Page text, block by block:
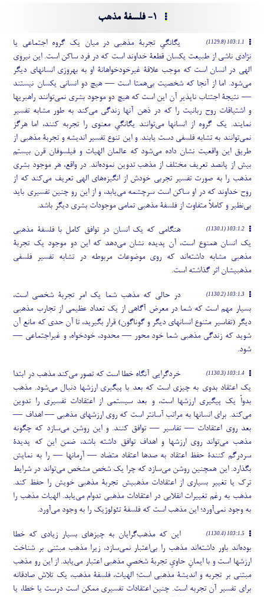
1- فلسفۀ مذهب
103:1.1 (1129.8)
یگانگیِ تجربۀ مذهبی در میان یک گروه اجتماعی یا
نژادی ناشی از طبیعت یکسان قطعۀ خداوند است که در فرد ساکن است. این نیروی
الهی در انسان است که موجب علاقۀ غیرخودخواهانۀ او به بهروزی انسانهای دیگر
میشود. اما از آنجا که شخصیت بیهمتا است — هیچ دو انسانی یکسان نیستند
— نتیجۀ اجتناب ناپذیر آن این است که هیچ دو موجود بشری نمیتوانند راهبریها
و اشتیاقات روح ربانیت را که در ذهن آنها زندگی میکند به طور مشابه تفسیر
نمایند. یک گروه از انسانها میتوانند یگانگیِ معنوی را تجربه کنند، اما هرگز
نمیتوانند به تشابه فلسفی دست یابند. و این تنوع تفسیر اندیشه و تجربۀ مذهبی از
طریق این واقعیت نشان داده میشود که عالمان الهیات و فیلسوفان قرن بیستم
بیش از پانصد تعریف مختلف از مذهب تدوین نمودهاند. در واقع، هر موجود بشری
مذهب را به صورت تفسیر تجربی خودش از انگیزههای الهی تعریف میکند که از
روح خداوند که در او ساکن است سرچشمه مییابد، و از این رو چنین تفسیری باید
بینظیر و کاملاً متفاوت از فلسفۀ مذهبی تمامی موجودات بشری دیگر باشد.
103:1.2 (1130.1)
هنگامی که یک انسان در توافق کامل با فلسفۀ مذهبی
یک انسان همنوع است، آن پدیده نشان میدهد که این دو موجود یک تجربۀ
مذهبی مشابه داشتهاند که روی موضوعات مربوطه در تشابه تفسیر فلسفی
مذهبیشان اثر گذاشته است.
103:1.3 (1130.2)
در حالی که مذهب شما یک امر تجربۀ شخصی است،
بسیار مهم است که شما در معرض آگاهی از یک تعداد عظیمی از تجارب مذهبی
دیگر (تفاسیر متنوع انسانهای دیگر و گوناگون) قرار بگیرید، تا آن حدی که مانع آن
شوید که زندگی مذهبی شما خود محور — محدود، خودخواه، و غیراجتماعی —
شود.
103:1.4 (1130.3) خردگرایی آنگاه خطا است که تصور میکند مذهب در ابتدا
یک اعتقاد بدوی به چیزی است که بعد با پیگیری ارزشها دنبال میشود. مذهب
بدواً یک پیگیری ارزشها است، و بعد سیستمی از اعتقادات تفسیری را تدوین
میکند. برای انسانها به مراتب آسانتر است که روی ارزشهای مذهبی — اهداف —
بعد روی اعتقادات — تفاسیر — توافق کنند. و این روشن میسازد که چگونه
مذهب میتواند روی ارزشها و اهداف توافق داشته باشد، ضمن این که پدیدۀ
سردرگم کنندۀ حفظ اعتقاد به صدها اعتقاد متضاد — آرمانها — را به نمایش
بگذارد. این همچنین روشن میسازد که چرا یک شخص مشخص میتواند در شرایط
ترک یا تغییر بسیاری از اعتقادات مذهبیش تجربۀ مذهبی خویش را حفظ کند.
مذهب به رغم تغییرات انقلابی در اعتقادات مذهبی تدوام مییابد. الهیات مذهب را
به وجود نمیآورد؛ این مذهب است که فلسفۀ تئولوژیک را به وجود میآورد.
103:1.5 (1130.4) این که مذهبگرایان به چیزهای بسیار زیادی که خطا
بودهاند باور داشتهاند مذهب را بیاعتبار نمیسازد، زیرا مذهب مبتنی بر شناخت
ارزشها است و با ایمانِ حاویِ تجربۀ شخصیِ مذهبی اعتبار مییابد. از این رو مذهب
مبتنی بر تجربه و اندیشۀ مذهبی است؛ الهیات، فلسفۀ مذهب، یک تلاش صادقانه
برای تفسیر آن تجربه است. چنین اعتقادات تفسیری ممکن است درست یا خطا، یا